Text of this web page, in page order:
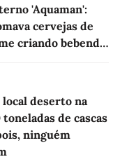
'Aquaman':
cervejas de
criando bebendo
local deserto na
de cascas
ninguém